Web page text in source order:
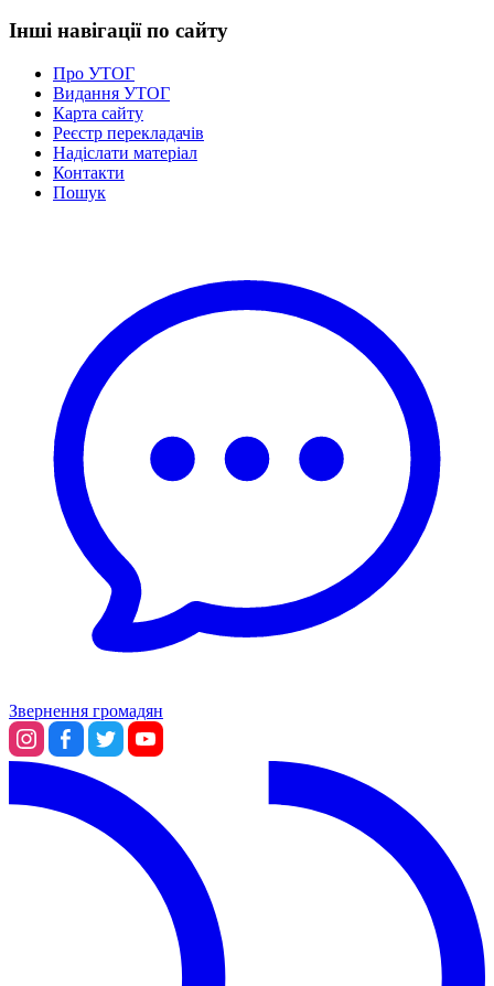
Інші навігації по сайту
Про УТОГ
Видання УТОГ
Карта сайту
Реєстр перекладачів
Надіслати матеріал
Контакти
Пошук
Звернення громадян